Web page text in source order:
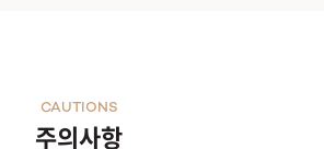
주의사항
CAUTIONS